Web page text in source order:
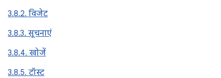
3.8.2. विजेट
3.8.3. सूचनाएं
3.8.4. खोजें
3.8.5. टॉस्ट